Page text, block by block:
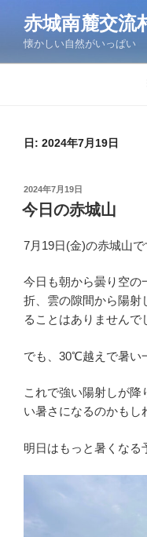
ン
赤城南麓交流
懐かしい自然がいっぱい
日: 2024年7月19日
投
稿
日:
2024年7月19日
今日の赤城山
7月19日(金)の赤城山で
今日も朝から曇り空
折、雲の隙間から陽射
ることはありませんで
でも、30℃越えで暑い
これで強い陽射しが
い暑さになるのかもし
明日はもっと暑くなる